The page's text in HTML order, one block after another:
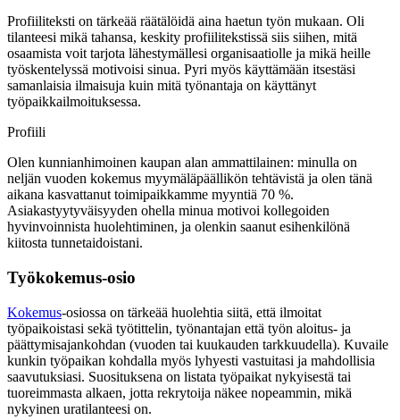
Profiiliteksti on tärkeää räätälöidä aina haetun työn mukaan. Oli
tilanteesi mikä tahansa, keskity profiilitekstissä siis siihen, mitä
osaamista voit tarjota lähestymällesi organisaatiolle ja mikä heille
työskentelyssä motivoisi sinua. Pyri myös käyttämään itsestäsi
samanlaisia ilmaisuja kuin mitä työnantaja on käyttänyt
työpaikkailmoituksessa.
Profiili
Olen kunnianhimoinen kaupan alan ammattilainen: minulla on
neljän vuoden kokemus myymäläpäällikön tehtävistä ja olen tänä
aikana kasvattanut toimipaikkamme myyntiä 70 %.
Asiakastyytyväisyyden ohella minua motivoi kollegoiden
hyvinvoinnista huolehtiminen, ja olenkin saanut esihenkilönä
kiitosta tunnetaidoistani.
Työkokemus-osio
Kokemus-osiossa on tärkeää huolehtia siitä, että ilmoitat
työpaikoistasi sekä työtittelin, työnantajan että työn aloitus- ja
päättymisajankohdan (vuoden tai kuukauden tarkkuudella). Kuvaile
kunkin työpaikan kohdalla myös lyhyesti vastuitasi ja mahdollisia
saavutuksiasi. Suosituksena on listata työpaikat nykyisestä tai
tuoreimmasta alkaen, jotta rekrytoija näkee nopeammin, mikä
nykyinen uratilanteesi on.